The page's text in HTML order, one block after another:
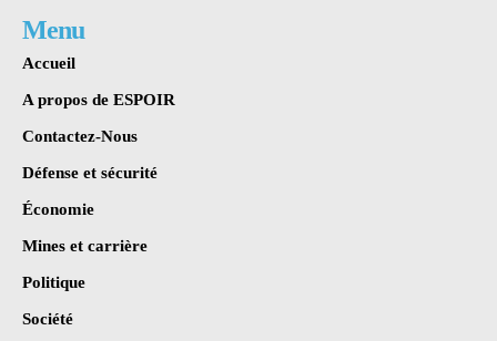
Menu
Accueil
A propos de ESPOIR
Contactez-Nous
Défense et sécurité
Économie
Mines et carrière
Politique
Société